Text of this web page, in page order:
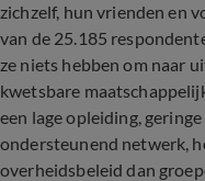
zichzelf, hun vrienden en
van de 25.185
ze niets hebben om naar
kwetsbare
een lage opleiding,
ondersteunend netwerk,
overheidsbeleid dan